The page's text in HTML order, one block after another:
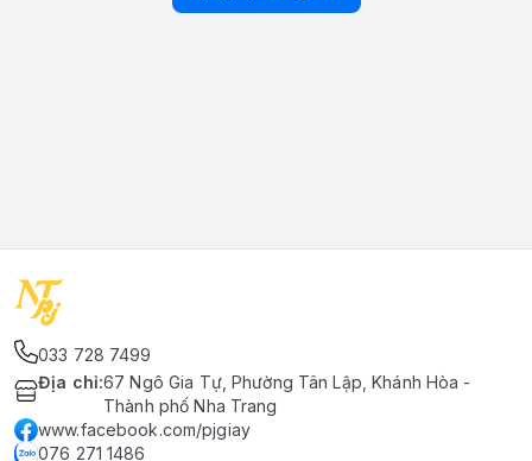
033 728 7499
Địa chỉ:67 Ngô Gia Tự, Phường Tân Lập, Khánh Hòa -
Thành phố Nha Trang
www.facebook.com/pjgiay
076 271 1486